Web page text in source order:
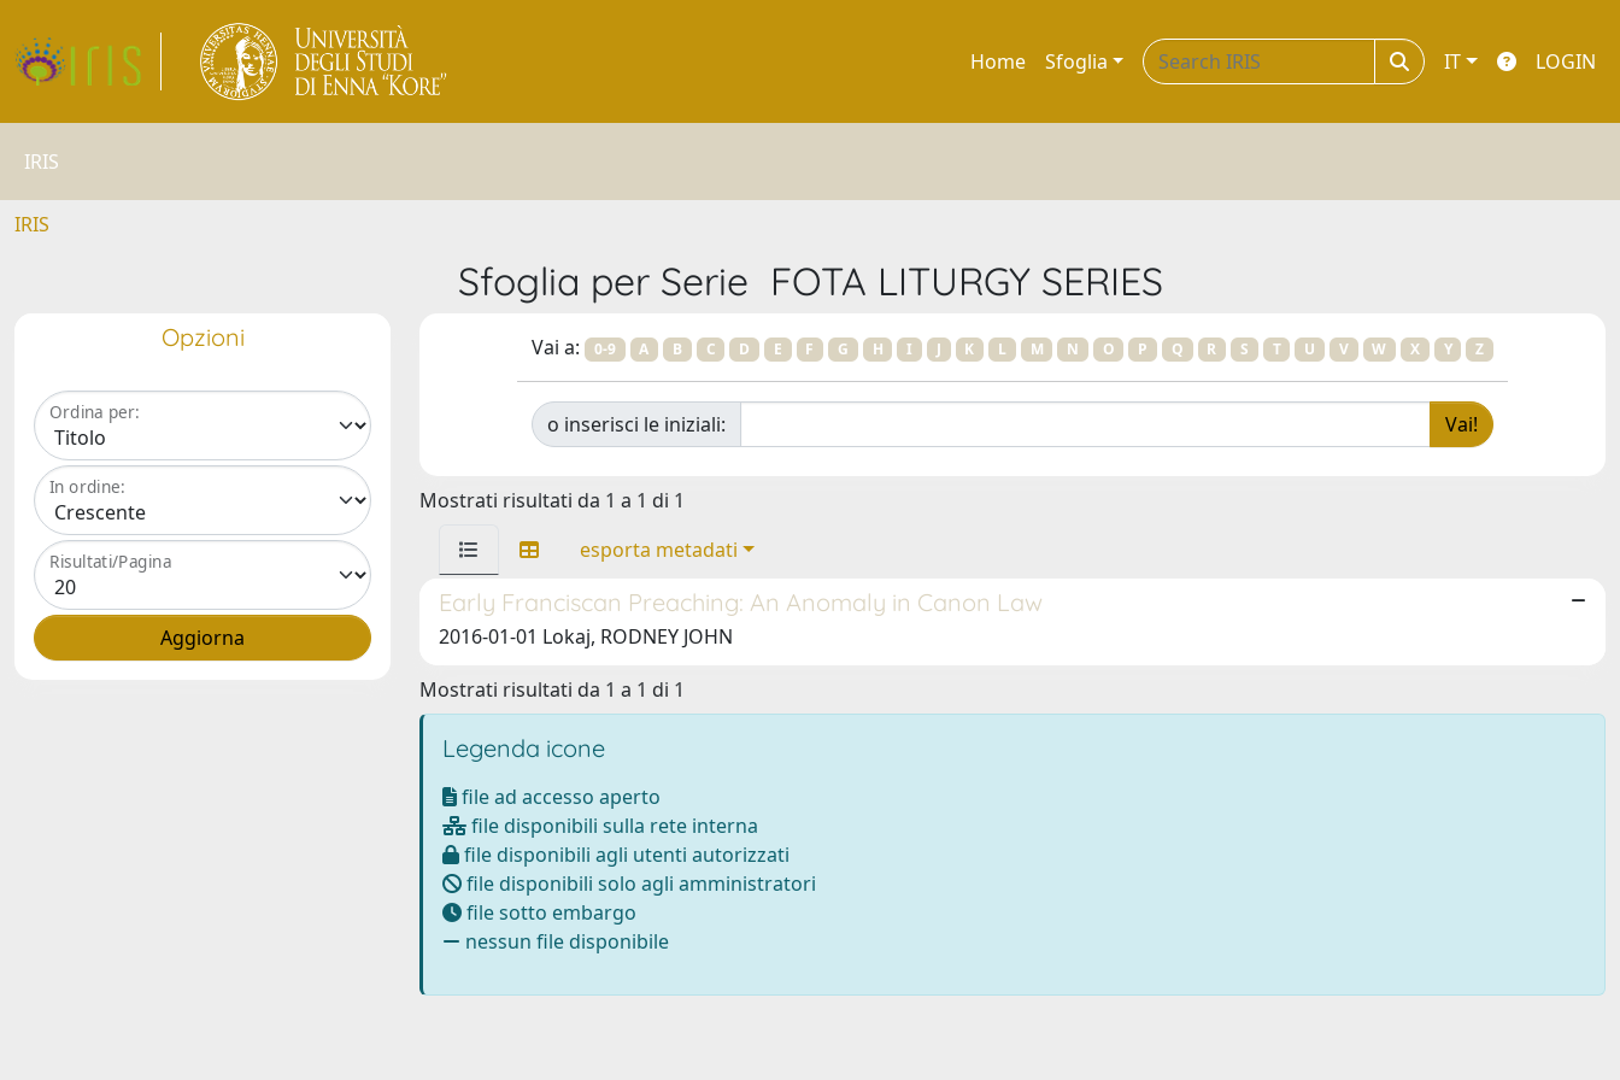
Home Sfoglia IT LOGIN
IRIS
IRIS
Sfoglia per Serie FOTA LITURGY SERIES
Opzioni
Ordina per:
In ordine:
Risultati/Pagina
Vai a: 0-9 A B C D E F G H I J K L M N O P Q R S T U V W X Y Z
o inserisci le iniziali:
Mostrati risultati da 1 a 1 di 1
esporta metadati
Early Franciscan Preaching: An Anomaly in Canon Law
2016-01-01 Lokaj, RODNEY JOHN
Mostrati risultati da 1 a 1 di 1
Legenda icone
file ad accesso aperto
file disponibili sulla rete interna
file disponibili agli utenti autorizzati
file disponibili solo agli amministratori
file sotto embargo
nessun file disponibile